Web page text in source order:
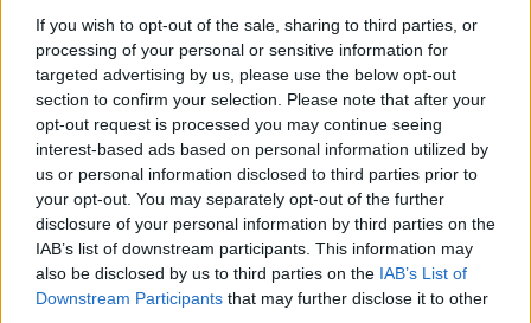
If you wish to opt-out of the sale, sharing to third parties, or
processing of your personal or sensitive information for
targeted advertising by us, please use the below opt-out
section to confirm your selection. Please note that after your
opt-out request is processed you may continue seeing
interest-based ads based on personal information utilized by
us or personal information disclosed to third parties prior to
your opt-out. You may separately opt-out of the further
disclosure of your personal information by third parties on the
IAB’s list of downstream participants. This information may
also be disclosed by us to third parties on the IAB’s List of
Downstream Participants that may further disclose it to other
Ignitis mažmeninė prekyba
Komentuoti po šiuo straipsniu
Komentuoti gali tik Lrytas registruoti vartotojai.
Prisijunkite prie registruotų vartotojų
bendruomenės ir bendraukite komentaruose!